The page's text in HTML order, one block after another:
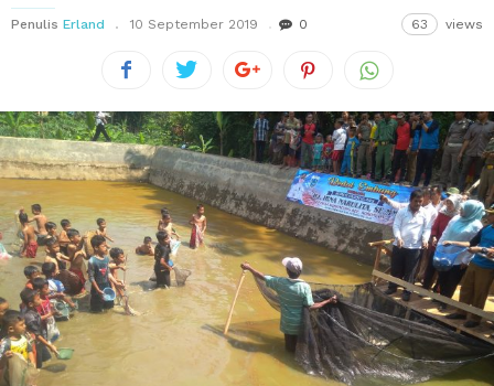
Penulis Erland 10 September 2019 0 63 views